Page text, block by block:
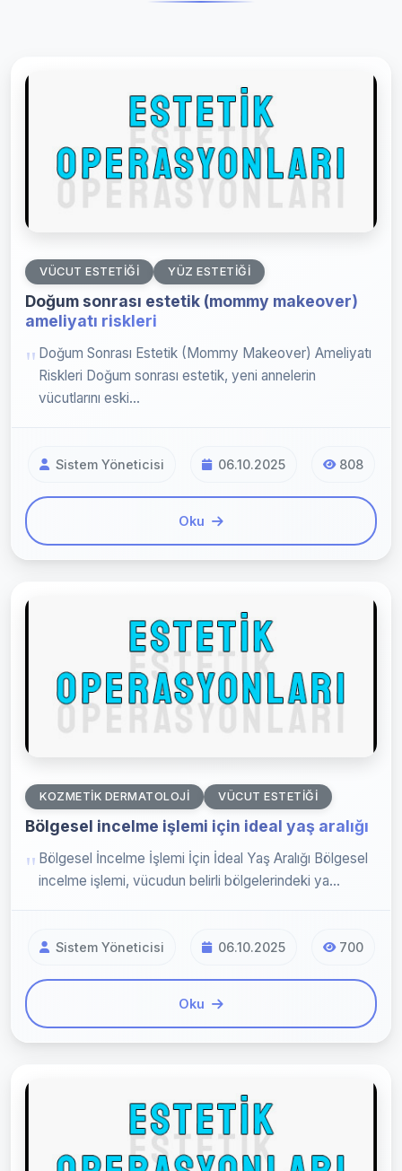
VÜCUT ESTETIĞI YÜZ ESTETIĞI
Doğum sonrası estetik (mommy makeover)
ameliyatı riskleri
Doğum Sonrası Estetik (Mommy Makeover) Ameliyatı
Riskleri Doğum sonrası estetik, yeni annelerin
vücutlarını eski...
Sistem Yöneticisi 06.10.2025 808
Oku
KOZMETIK DERMATOLOJI VÜCUT ESTETIĞI
Bölgesel incelme işlemi için ideal yaş aralığı
Bölgesel İncelme İşlemi İçin İdeal Yaş Aralığı Bölgesel
incelme işlemi, vücudun belirli bölgelerindeki ya...
Sistem Yöneticisi 06.10.2025 700
Oku